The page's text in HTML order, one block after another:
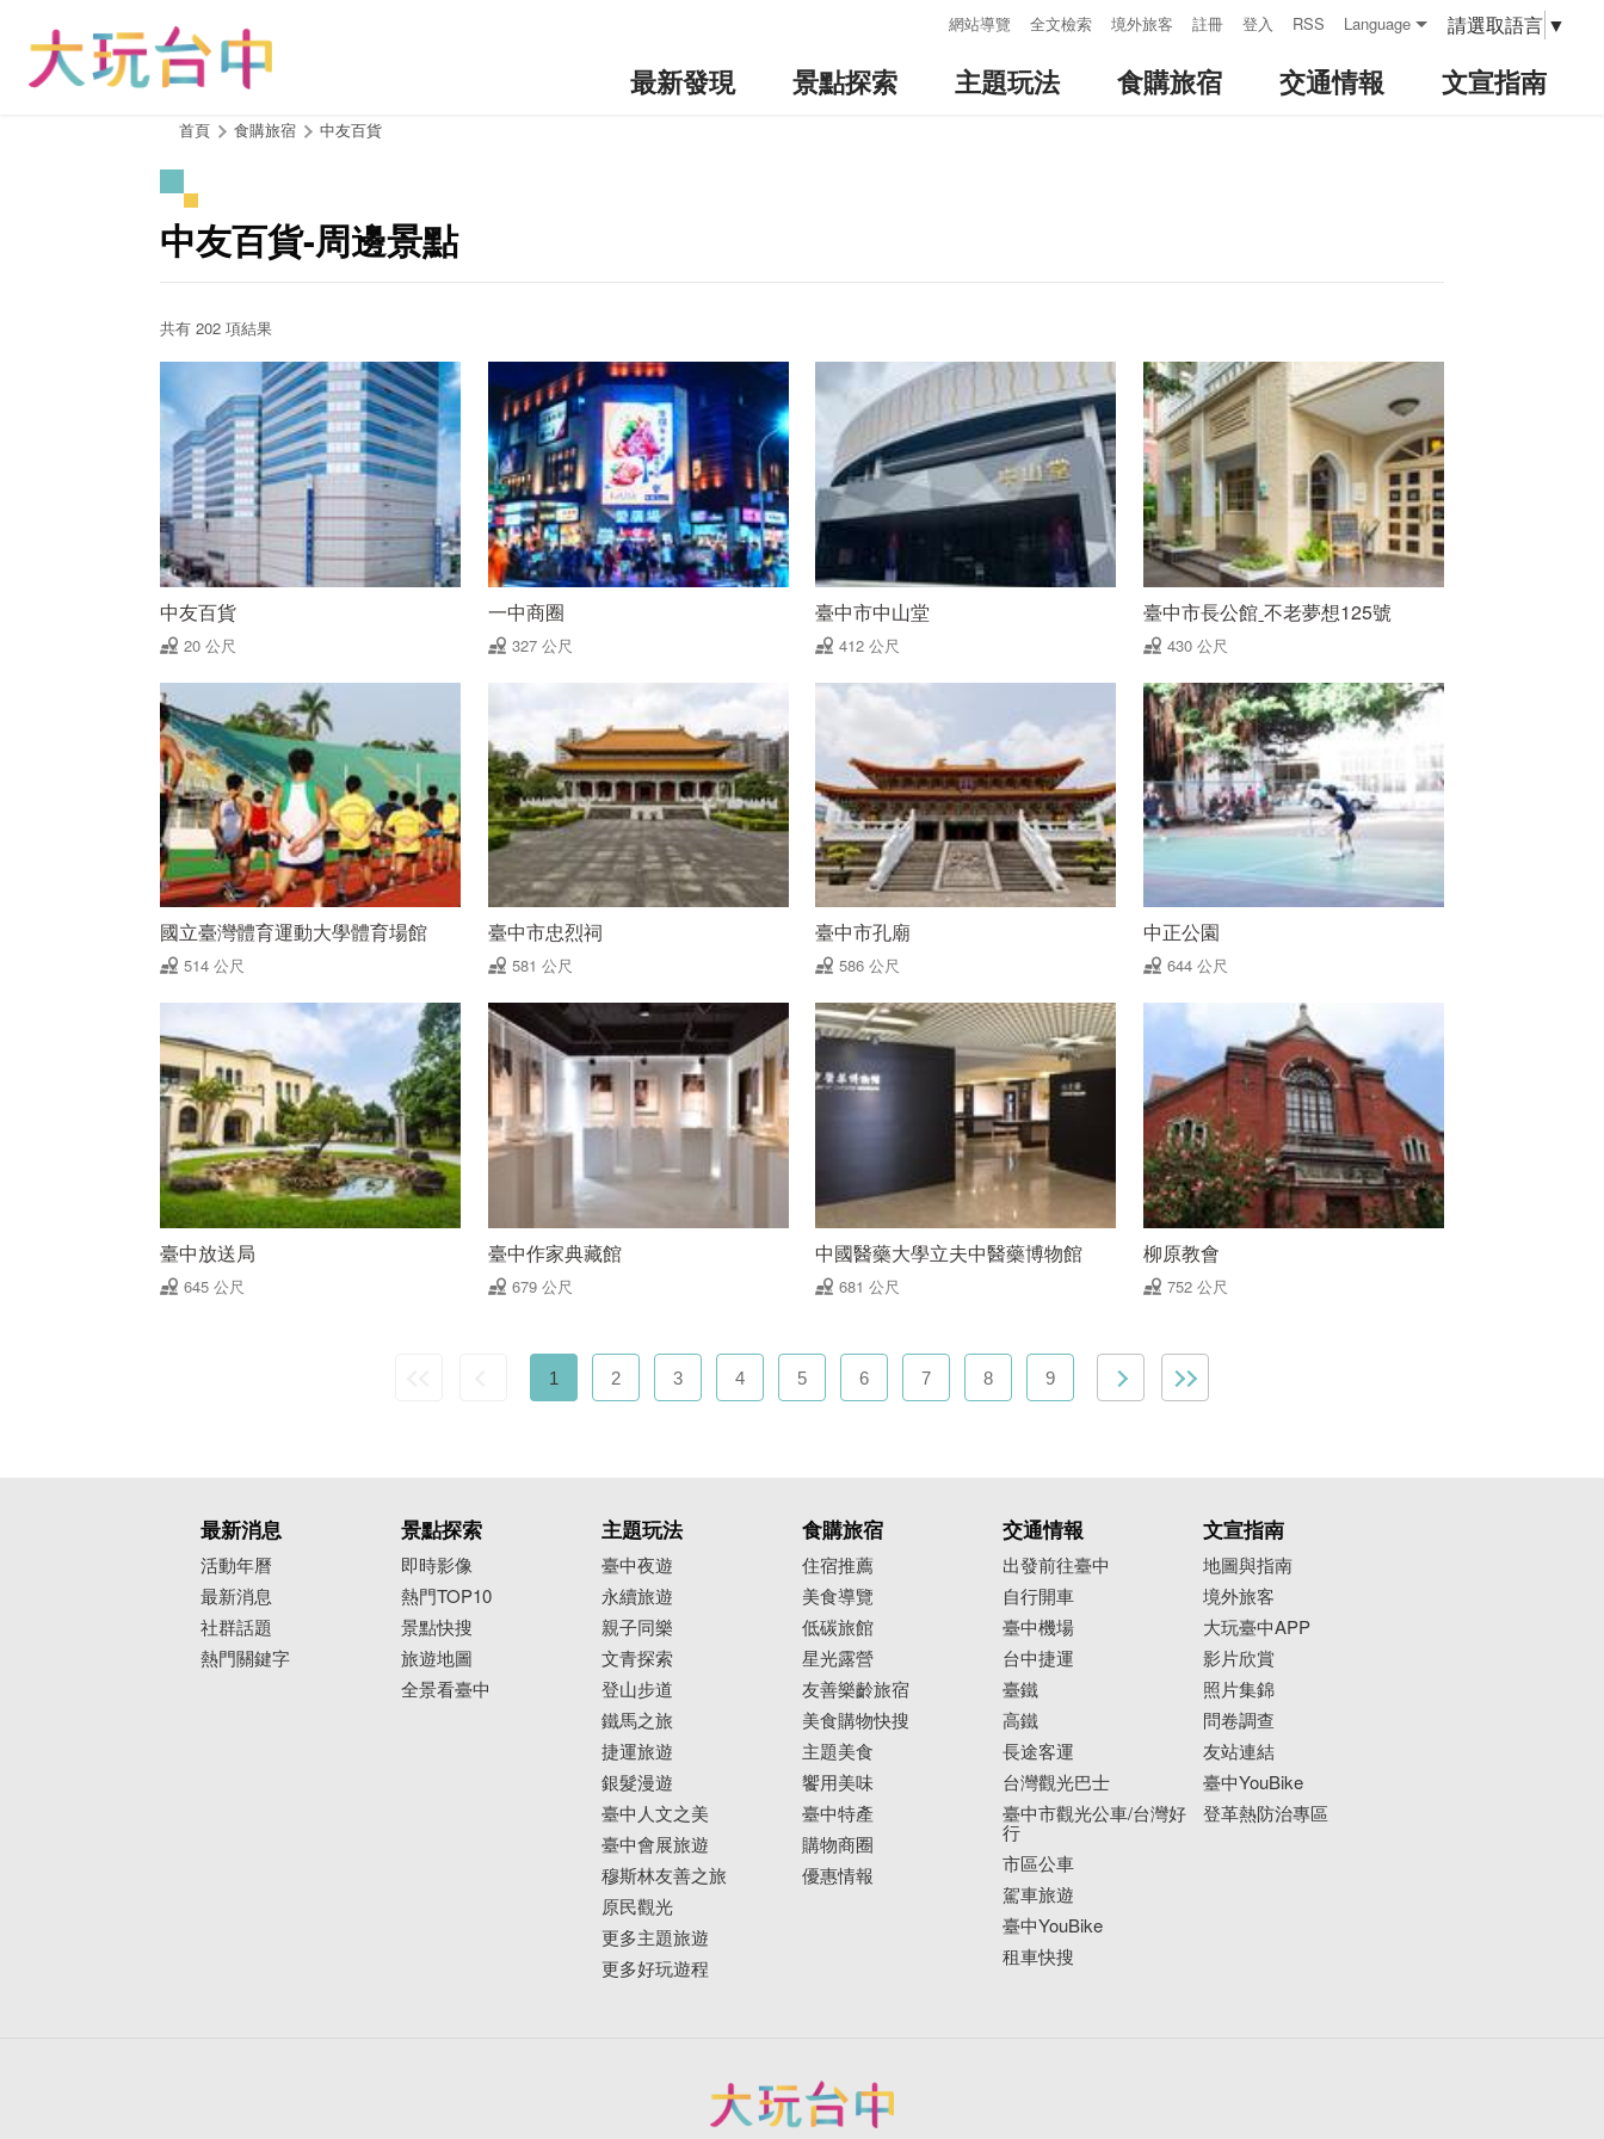
網站導覽 全文檢索 境外旅客 註冊 登入 RSS Language 請選取語言 ▼
最新發現 景點探索 主題玩法 食購旅宿 交通情報 文宣指南
首頁 食購旅宿 中友百貨
中友百貨-周邊景點
共有 202 項結果
中友百貨
20 公尺
一中商圈
327 公尺
臺中市中山堂
412 公尺
臺中市長公館ˍ不老夢想125號
430 公尺
國立臺灣體育運動大學體育場館
514 公尺
臺中市忠烈祠
581 公尺
臺中市孔廟
586 公尺
中正公園
644 公尺
臺中放送局
645 公尺
臺中作家典藏館
679 公尺
中國醫藥大學立夫中醫藥博物館
681 公尺
柳原教會
752 公尺
1 2 3 4 5 6 7 8 9
最新消息
活動年曆
最新消息
社群話題
熱門關鍵字
景點探索
即時影像
熱門TOP10
景點快搜
旅遊地圖
全景看臺中
主題玩法
臺中夜遊
永續旅遊
親子同樂
文青探索
登山步道
鐵馬之旅
捷運旅遊
銀髮漫遊
臺中人文之美
臺中會展旅遊
穆斯林友善之旅
原民觀光
更多主題旅遊
更多好玩遊程
食購旅宿
住宿推薦
美食導覽
低碳旅館
星光露營
友善樂齡旅宿
美食購物快搜
主題美食
饗用美味
臺中特產
購物商圈
優惠情報
交通情報
出發前往臺中
自行開車
臺中機場
台中捷運
臺鐵
高鐵
長途客運
台灣觀光巴士
臺中市觀光公車/台灣好
行
市區公車
駕車旅遊
臺中YouBike
租車快搜
文宣指南
地圖與指南
境外旅客
大玩臺中APP
影片欣賞
照片集錦
問卷調查
友站連結
臺中YouBike
登革熱防治專區